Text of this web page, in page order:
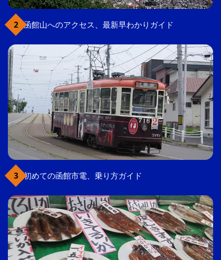
函館山へのアクセス、最新早わかりガイド
初めての函館市電、乗り方ガイド